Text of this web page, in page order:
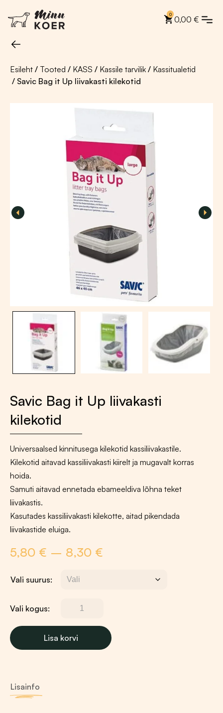
0
0,00 €
Esileht / Tooted / KASS / Kassile tarvilik / Kassitualetid
/ Savic Bag it Up liivakasti kilekotid
Savic Bag it Up liivakasti
kilekotid
Universaalsed kinnitusega kilekotid kassiliivakastile.
Kilekotid aitavad kassiliivakasti kiirelt ja mugavalt korras
hoida.
Samuti aitavad ennetada ebameeldiva lõhna teket
liivakastis.
Kasutades kassiliivakasti kilekotte, aitad pikendada
liivakastide eluiga.
5,80 € – 8,30 €
suurus
Vali kogus:
Bag
it
Up
Lisa korvi
Lisainfo